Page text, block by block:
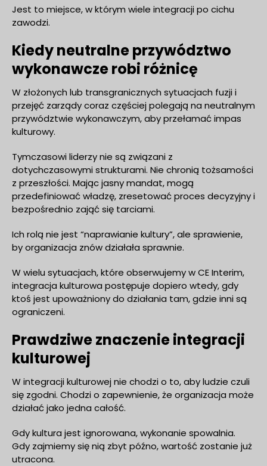
Jest to miejsce, w którym wiele integracji po cichu
zawodzi.
Kiedy neutralne przywództwo
wykonawcze robi różnicę
W złożonych lub transgranicznych sytuacjach fuzji i
przejęć zarządy coraz częściej polegają na neutralnym
przywództwie wykonawczym, aby przełamać impas
kulturowy.
Tymczasowi liderzy nie są związani z
dotychczasowymi strukturami. Nie chronią tożsamości
z przeszłości. Mając jasny mandat, mogą
przedefiniować władzę, zresetować proces decyzyjny i
bezpośrednio zająć się tarciami.
Ich rolą nie jest “naprawianie kultury”, ale sprawienie,
by organizacja znów działała sprawnie.
W wielu sytuacjach, które obserwujemy w CE Interim,
integracja kulturowa postępuje dopiero wtedy, gdy
ktoś jest upoważniony do działania tam, gdzie inni są
ograniczeni.
Prawdziwe znaczenie integracji
kulturowej
W integracji kulturowej nie chodzi o to, aby ludzie czuli
się zgodni. Chodzi o zapewnienie, że organizacja może
działać jako jedna całość.
Gdy kultura jest ignorowana, wykonanie spowalnia.
Gdy zajmiemy się nią zbyt późno, wartość zostanie już
utracona.